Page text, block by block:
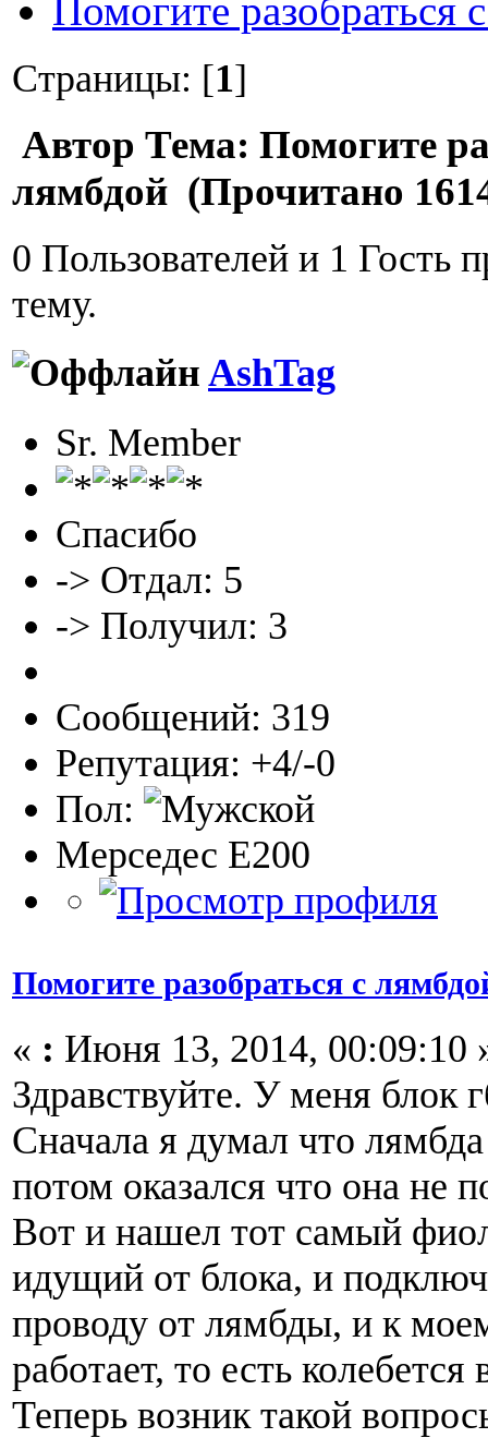
Помогите разобраться
Страницы: [1]
Автор Тема: Помогите
лямбдой (Прочитано
0 Пользователей и 1 Гость
тему.
AshTag
Sr. Member
Спасибо
-> Отдал: 5
-> Получил: 3
Сообщений: 319
Репутация: +4/-0
Пол:
Мерседес Е200
Помогите разобраться с
« : Июня 13, 2014, 00:09:10
Здравствуйте. У меня блок
Сначала я думал что
потом оказался что она не
Вот и нашел тот самый
идущий от блока, и
проводу от лямбды, и к
работает, то есть
Теперь возник такой